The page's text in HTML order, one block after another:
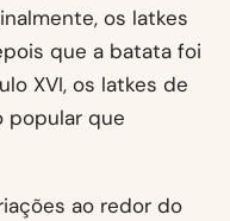
os latkes
que a batata foi
XVI, os latkes de
popular que
ao redor do